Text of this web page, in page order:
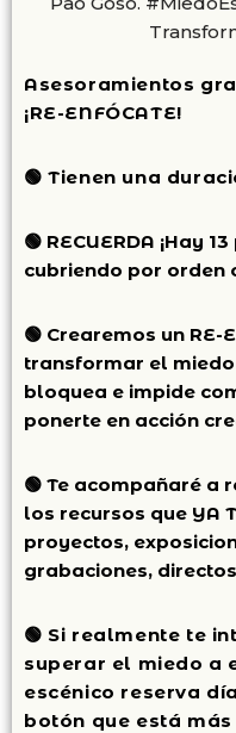
Asesoramientos
¡RE-ENFÓCATE!
🟢Tienen una
🟢 RECUERDA ¡Hay
cubriendo por orden
🟢 Crearemos un RE-
transformar el
bloquea e impide
ponerte en acción
🟢 Te acompañaré a
los recursos que YA
proyectos,
grabaciones,
🟢 Si realmente te
superar el miedo a
escénico reserva
botón que está más